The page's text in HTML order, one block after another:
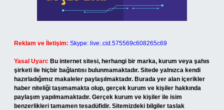
Reklam ve İletişim: Skype: live:.cid.575569c608265c69
Yasal Uyarı: Bu internet sitesi, herhangi bir marka, kurum veya şahıs
şirketi ile hiçbir bağlantısı bulunmamaktadır. Sitede yalnızca kendi
hazırladığımız makaleler paylaşılmaktadır. Burada yer alan içerikler
haber niteliği taşımamakta olup, gerçek kurum ve kişiler hakkında
paylaşım yapılmamaktadır. Gerçek kurum ve kişiler ile isim
benzerlikleri tamamen tesadüfidir. Sitemizdeki bilgiler taslak